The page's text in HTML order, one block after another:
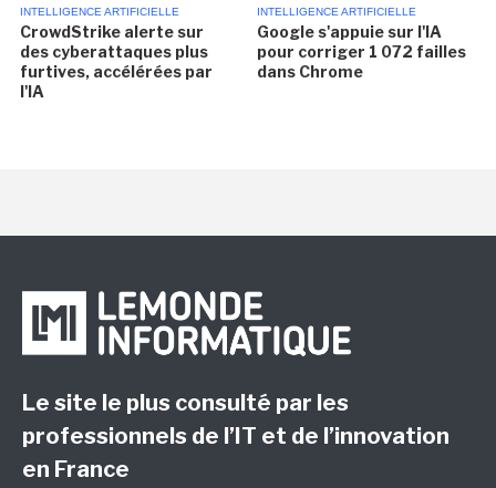
INTELLIGENCE ARTIFICIELLE
CrowdStrike alerte sur
des cyberattaques plus
furtives, accélérées par
l'IA
INTELLIGENCE ARTIFICIELLE
Google s'appuie sur l'IA
pour corriger 1 072 failles
dans Chrome
Le site le plus consulté par les
professionnels de l’IT et de l’innovation
en France